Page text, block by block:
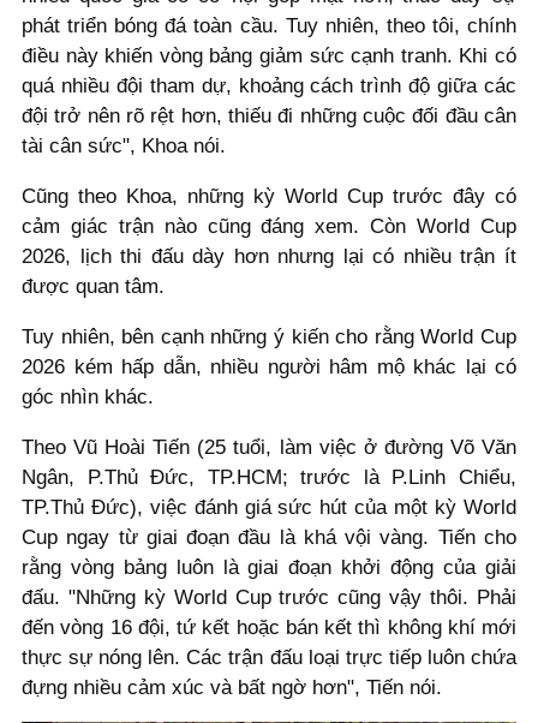
phát triển bóng đá toàn cầu. Tuy nhiên, theo tôi, chính
điều này khiến vòng bảng giảm sức cạnh tranh. Khi có
quá nhiều đội tham dự, khoảng cách trình độ giữa các
đội trở nên rõ rệt hơn, thiếu đi những cuộc đối đầu cân
tài cân sức", Khoa nói.
Cũng theo Khoa, những kỳ World Cup trước đây có
cảm giác trận nào cũng đáng xem. Còn World Cup
2026, lịch thi đấu dày hơn nhưng lại có nhiều trận ít
được quan tâm.
Tuy nhiên, bên cạnh những ý kiến cho rằng World Cup
2026 kém hấp dẫn, nhiều người hâm mộ khác lại có
góc nhìn khác.
Theo Vũ Hoài Tiến (25 tuổi, làm việc ở đường Võ Văn
Ngân, P.Thủ Đức, TP.HCM; trước là P.Linh Chiểu,
TP.Thủ Đức), việc đánh giá sức hút của một kỳ World
Cup ngay từ giai đoạn đầu là khá vội vàng. Tiến cho
rằng vòng bảng luôn là giai đoạn khởi động của giải
đấu. "Những kỳ World Cup trước cũng vậy thôi. Phải
đến vòng 16 đội, tứ kết hoặc bán kết thì không khí mới
thực sự nóng lên. Các trận đấu loại trực tiếp luôn chứa
đựng nhiều cảm xúc và bất ngờ hơn", Tiến nói.